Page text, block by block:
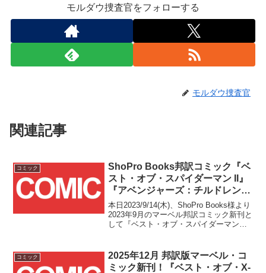
モルダウ捜査官をフォローする
モルダウ捜査官
関連記事
コミック
ShoPro Books邦訳コミック『ベ
スト・オブ・スパイダーマン II』
『アベンジャーズ：チルドレン
ズ・クルセイド』『X-MEN
Vol.3：弔愛』の3冊が
2023/9/14(木)発売！！
本日2023/9/14(木)、ShoPro Books様より
2023年9月のマーベル邦訳コミック新刊と
して『ベスト・オブ・スパイダーマン
が発売されました！！
コミック
2025年12月 邦訳版マーベル・コ
ミック新刊！『ベスト・オブ・X-